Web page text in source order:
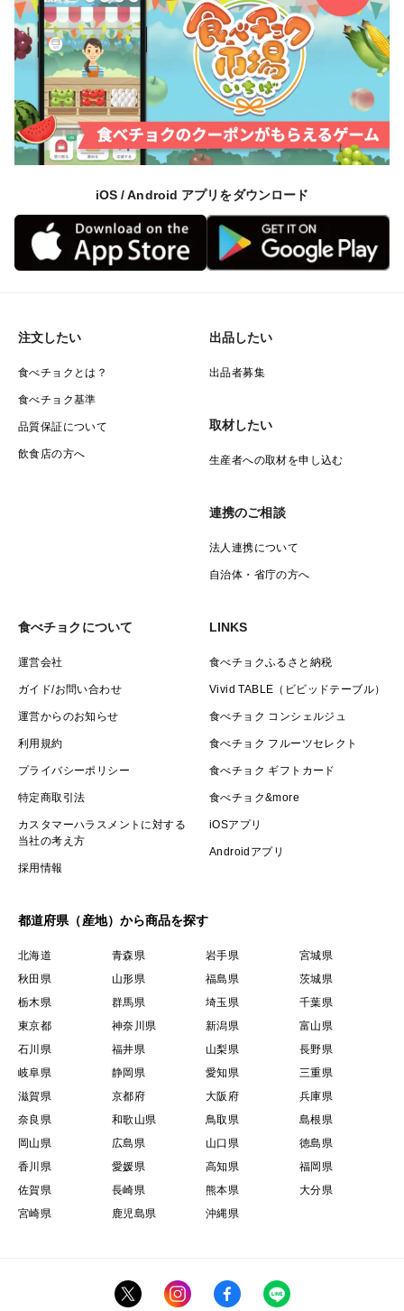
iOS / Android アプリをダウンロード
注文したい
食べチョクとは？
食べチョク基準
品質保証について
飲食店の方へ
出品したい
出品者募集
取材したい
生産者への取材を申し込む
連携のご相談
法人連携について
自治体・省庁の方へ
食べチョクについて
運営会社
ガイド/お問い合わせ
運営からのお知らせ
利用規約
プライバシーポリシー
特定商取引法
カスタマーハラスメントに対する
当社の考え方
採用情報
LINKS
食べチョクふるさと納税
Vivid TABLE（ビビッドテーブル）
食べチョク コンシェルジュ
食べチョク フルーツセレクト
食べチョク ギフトカード
食べチョク&more
iOSアプリ
Androidアプリ
都道府県（産地）から商品を探す
北海道 青森県 岩手県
宮城県
秋田県
山形県 福島県
茨城県
栃木県
群馬県 埼玉県
千葉県
東京都
神奈川県 新潟県
富山県
石川県
福井県 山梨県
長野県
岐阜県
静岡県 愛知県
三重県
滋賀県
京都府 大阪府
兵庫県
奈良県
和歌山県 鳥取県
島根県
岡山県
広島県 山口県
徳島県
香川県
愛媛県 高知県
福岡県
佐賀県
長崎県 熊本県
大分県
宮崎県
鹿児島県 沖縄県